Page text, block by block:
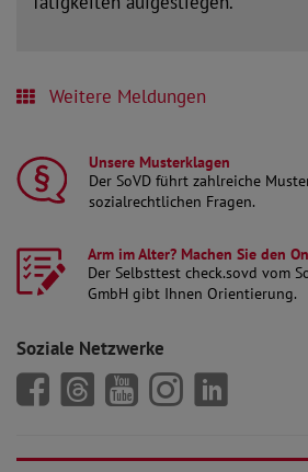
Weitere Meldungen
Unsere Musterklagen
Der SoVD führt zahlreiche
sozialrechtlichen Fragen.
Arm im Alter? Machen Sie den
Der Selbsttest check.sovd vom
GmbH gibt Ihnen Orientierung.
Soziale Netzwerke
SoVD auf Facebook
SoVD auf Threads
SoVD auf Youtube
SoVD aufSoVD auf